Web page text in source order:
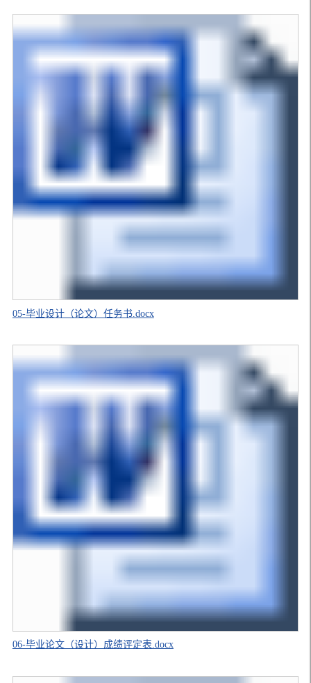
05-毕业设计（论文）任务书.docx
06-毕业论文（设计）成绩评定表.docx